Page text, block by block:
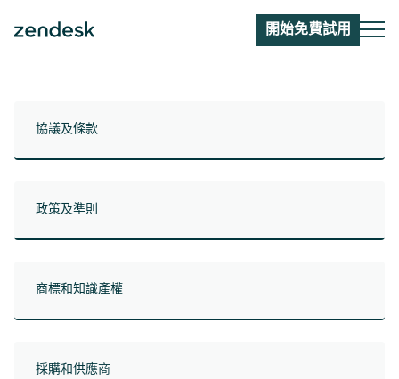
開始免費試用
協議及條款
政策及準則
商標和知識產權
採購和供應商